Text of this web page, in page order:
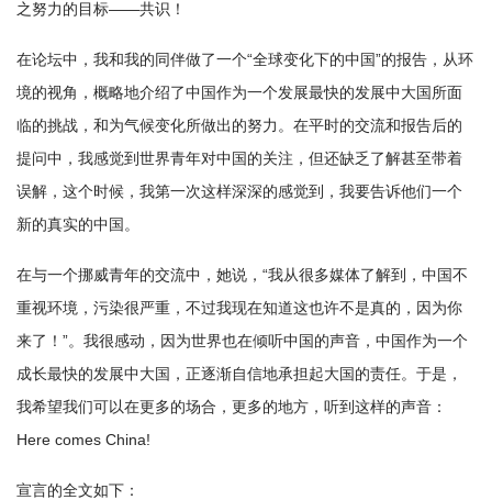
之努力的目标——共识！
在论坛中，我和我的同伴做了一个“全球变化下的中国”的报告，从环
境的视角，概略地介绍了中国作为一个发展最快的发展中大国所面
临的挑战，和为气候变化所做出的努力。在平时的交流和报告后的
提问中，我感觉到世界青年对中国的关注，但还缺乏了解甚至带着
误解，这个时候，我第一次这样深深的感觉到，我要告诉他们一个
新的真实的中国。
在与一个挪威青年的交流中，她说，“我从很多媒体了解到，中国不
重视环境，污染很严重，不过我现在知道这也许不是真的，因为你
来了！”。我很感动，因为世界也在倾听中国的声音，中国作为一个
成长最快的发展中大国，正逐渐自信地承担起大国的责任。于是，
我希望我们可以在更多的场合，更多的地方，听到这样的声音：
Here comes China!
宣言的全文如下：